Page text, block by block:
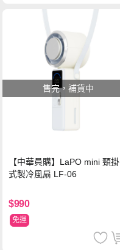
售完，補貨中
【中華員購】LaPO mini 頸掛
式製冷風扇 LF-06
$990
免運